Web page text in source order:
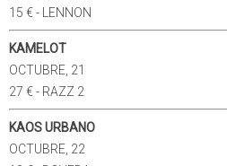
15 € - LENNON
KAMELOT
OCTUBRE, 21
27 € - RAZZ 2
KAOS URBANO
OCTUBRE, 22